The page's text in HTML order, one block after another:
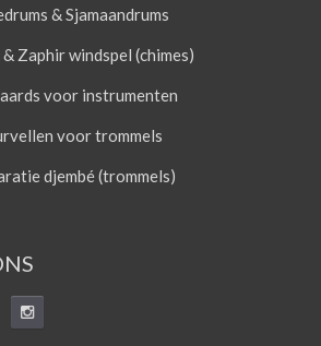
& Sjamaandrums
Zaphir windspel (chimes)
voor instrumenten
voor trommels
djembé (trommels)